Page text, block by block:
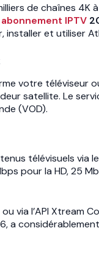
de chaînes 4K
abonnement IPTV
et utiliser
votre
satellite. Le
(VOD).
télévisuels
pour la HD, 25
via l’API Xtream
a